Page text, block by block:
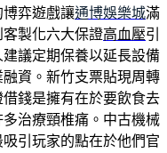
弈遊戲讓通博娛樂城滿
製化六大保證高血壓引
議定期保養以延長設備
資。新竹支票貼現周轉
借錢是擁有在於要飲食去
多治療頸椎痛。中古機械
吸引玩家的點在於他們官